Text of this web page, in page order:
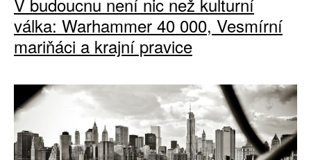
válka: Warhammer 40 000, Vesmírní
mariňáci a krajní pravice